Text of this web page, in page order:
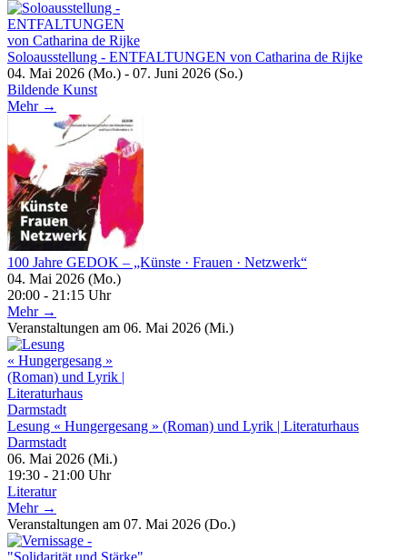
Soloausstellung - ENTFALTUNGEN von Catharina de Rijke
04. Mai 2026 (Mo.) - 07. Juni 2026 (So.)
Bildende Kunst
Mehr →
100 Jahre GEDOK – „Künste · Frauen · Netzwerk“
04. Mai 2026 (Mo.)
20:00 - 21:15 Uhr
Mehr →
Veranstaltungen am 06. Mai 2026 (Mi.)
Lesung « Hungergesang » (Roman) und Lyrik | Literaturhaus
Darmstadt
06. Mai 2026 (Mi.)
19:30 - 21:00 Uhr
Literatur
Mehr →
Veranstaltungen am 07. Mai 2026 (Do.)